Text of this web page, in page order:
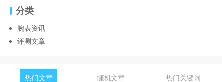
分类
腕表资讯
评测文章
热门文章 随机文章 热门关键词